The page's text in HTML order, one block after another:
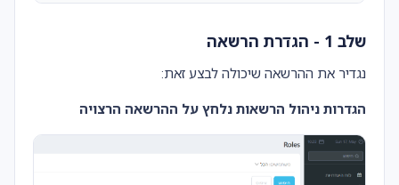
שלב 1 - הגדרת הרשאה
נגדיר את ההרשאה שיכולה לבצע זאת:
הגדרות ניהול הרשאות נלחץ על ההרשאה הרצויה